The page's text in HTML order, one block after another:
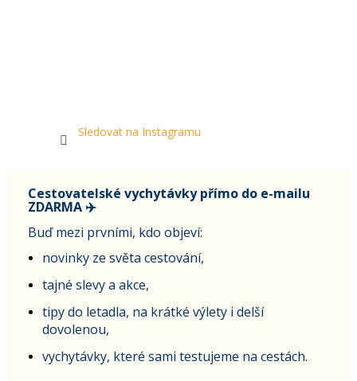
Sledovat na Instagramu
Cestovatelské vychytávky přímo do e-mailu
ZDARMA ✈️
Buď mezi prvními, kdo objeví:
novinky ze světa cestování,
tajné slevy a akce,
tipy do letadla, na krátké výlety i delší
dovolenou,
vychytávky, které sami testujeme na cestách.